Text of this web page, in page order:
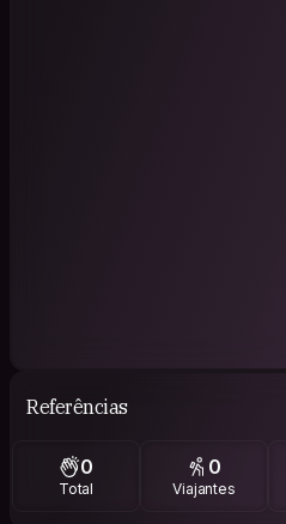
Referências
0
Total
0
Viajantes